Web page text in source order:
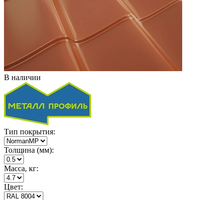
В наличии
Тип покрытия:
Толщина (мм):
Масса, кг:
Цвет: